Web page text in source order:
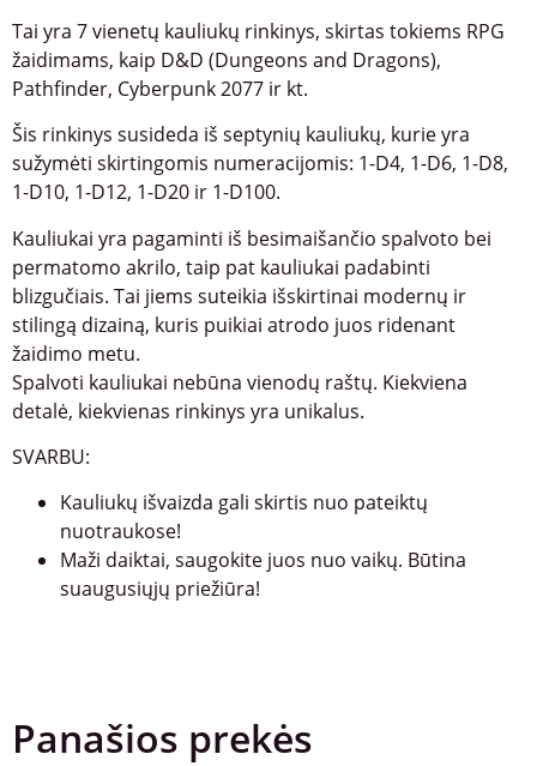
Tai yra 7 vienetų kauliukų rinkinys, skirtas tokiems RPG
žaidimams, kaip D&D (Dungeons and Dragons),
Pathfinder, Cyberpunk 2077 ir kt.
Šis rinkinys susideda iš septynių kauliukų, kurie yra
sužymėti skirtingomis numeracijomis: 1-D4, 1-D6, 1-D8,
1-D10, 1-D12, 1-D20 ir 1-D100.
Kauliukai yra pagaminti iš besimaišančio spalvoto bei
permatomo akrilo, taip pat kauliukai padabinti
blizgučiais. Tai jiems suteikia išskirtinai modernų ir
stilingą dizainą, kuris puikiai atrodo juos ridenant
žaidimo metu.
Spalvoti kauliukai nebūna vienodų raštų. Kiekviena
detalė, kiekvienas rinkinys yra unikalus.
SVARBU:
Kauliukų išvaizda gali skirtis nuo pateiktų
nuotraukose!
Maži daiktai, saugokite juos nuo vaikų. Būtina
suaugusiųjų priežiūra!
Panašios prekės